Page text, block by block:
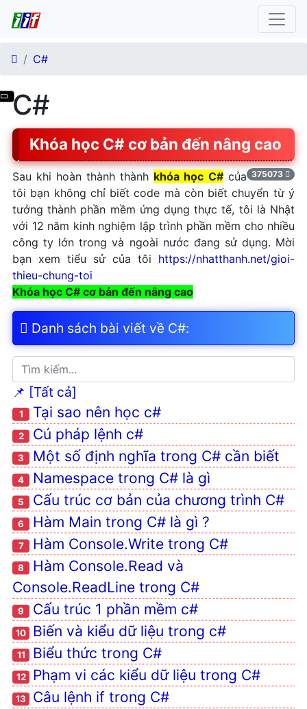
Cú pháp lệnh c#
Một số định nghĩa trong C#
cần biết
Namespace trong C# là gì
Cấu trúc cơ bản của chương
trình C#
Hàm Main trong C# là gì ?
Hàm Console.Write trong C#
Hàm Console.Read và
Console.ReadLine trong C#
Cấu trúc 1 phần mềm c#
Biến và kiểu dữ liệu trong c#
Biểu thức trong C#
Phạm vi các kiểu dữ liệu
trong C#
Câu lệnh if trong C#
Biến mảng trong c#
Ép kiểu trong c#
Method trong C#
Class trong c#
Kết nối C# với SQL Server
Vòng lặp trong C#
Xử lý file txt với C#
Định dạng chuỗi, số, ngày
trong C#
DataTable trong C#
DataSet trong C#
DataView trong C#
IEnumerable Và IEnumerator
Trong C#
Xử lý file XML với C#
C#
C#
Khóa học C# cơ bản đến nâng cao
375073
Sau khi hoàn thành thành khóa học C#của
tôi bạn không chỉ biết code mà còn biết chuyển từ ý
tưởng thành phần mềm ứng dụng thực tế, tôi là Nhật
với 12 năm kinh nghiệm lập trình phần mềm cho nhiều
công ty lớn trong và ngoài nước đang sử dụng. Mời
bạn xem tiểu sử của tôi https://nhatthanh.net/gioi-
thieu-chung-toi
Khóa học C# cơ bản đến nâng cao
Danh sách bài viết về C#:
📌 [Tất cả]
1 Tại sao nên học c#
2 Cú pháp lệnh c#
3 Một số định nghĩa trong C# cần biết
4 Namespace trong C# là gì
5 Cấu trúc cơ bản của chương trình C#
6 Hàm Main trong C# là gì ?
7 Hàm Console.Write trong C#
8
Hàm Console.Read và
Console.ReadLine trong C#
9 Cấu trúc 1 phần mềm c#
10 Biến và kiểu dữ liệu trong c#
11 Biểu thức trong C#
12 Phạm vi các kiểu dữ liệu trong C#
13 Câu lệnh if trong C#